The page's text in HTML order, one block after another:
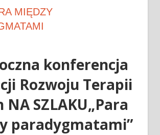
MIĘDZY
konferencja
Rozwoju Terapii
NA SZLAKU„Para
paradygmatami”